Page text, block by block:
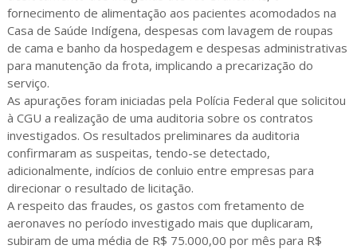
fornecimento de alimentação aos pacientes acomodados na
Casa de Saúde Indígena, despesas com lavagem de roupas
de cama e banho da hospedagem e despesas administrativas
para manutenção da frota, implicando a precarização do
serviço.
As apurações foram iniciadas pela Polícia Federal que solicitou
à CGU a realização de uma auditoria sobre os contratos
investigados. Os resultados preliminares da auditoria
confirmaram as suspeitas, tendo-se detectado,
adicionalmente, indícios de conluio entre empresas para
direcionar o resultado de licitação.
A respeito das fraudes, os gastos com fretamento de
aeronaves no período investigado mais que duplicaram,
subiram de uma média de R$ 75.000,00 por mês para R$